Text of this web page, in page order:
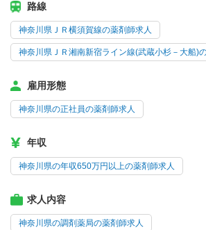
路線
神奈川県ＪＲ横須賀線の薬剤師求人
神奈川県ＪＲ湘南新宿ライン線(武蔵小杉－大船)
雇用形態
神奈川県の正社員の薬剤師求人
年収
神奈川県の年収650万円以上の薬剤師求人
求人内容
神奈川県の調剤薬局の薬剤師求人